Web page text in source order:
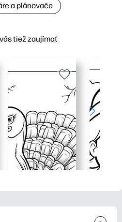
tiež zaujímať
a plánovače